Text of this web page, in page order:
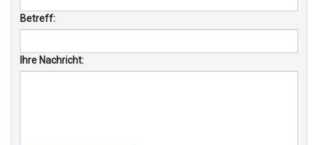
Betreff:
Ihre Nachricht: